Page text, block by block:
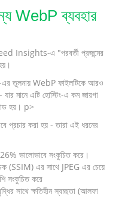
WebP ব্যবহার
Insights-এ "পরবর্তী প্রজন্মের
এর তুলনায় WebP ফাইলটিকে আরও
মানে এটি হোস্টিং-এ কম জায়গা
হয়। p>
প্রচার করা হয় - তারা এই ধরনের
ভালোভাবে সংকুচিত করে।
(SSIM) এর সাথে JPEG এর চেয়ে
সংকুচিত করে
সাথে ক্ষতিহীন স্বচ্ছতা (আলফা